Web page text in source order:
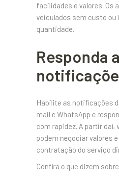
facilidades e valores. Os
veiculados sem custo ou
quantidade.
Responda
Habilite as notificações
mail e WhatsApp e
com rapidez. A partir daí,
podem negociar valores
contratação do serviço
Confira o que dizem